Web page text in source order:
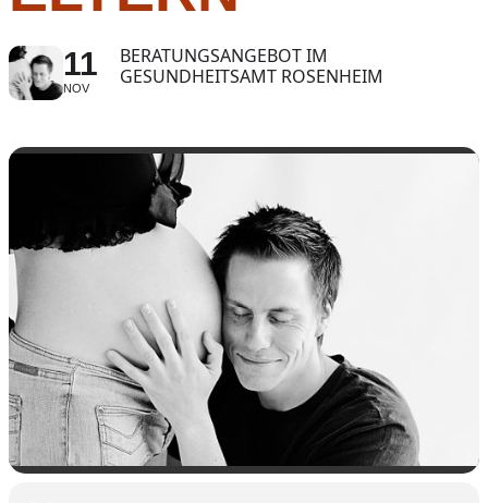
11
NOV
BERATUNGSANGEBOT IM
GESUNDHEITSAMT ROSENHEIM